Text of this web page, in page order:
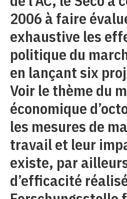
2006 à faire
exhaustive les
politique du
en lançant six
Voir le thème du
économique
les mesures de
travail et leur
existe, par
d’efficacité